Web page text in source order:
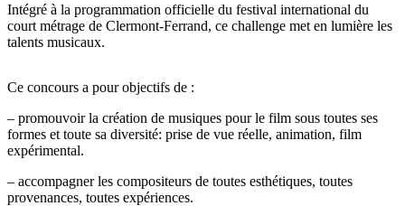
Intégré à la programmation officielle du festival international du
court métrage de Clermont-Ferrand, ce challenge met en lumière les
talents musicaux.
Ce concours a pour objectifs de :
– promouvoir la création de musiques pour le film sous toutes ses
formes et toute sa diversité: prise de vue réelle, animation, film
expérimental.
– accompagner les compositeurs de toutes esthétiques, toutes
provenances, toutes expériences.